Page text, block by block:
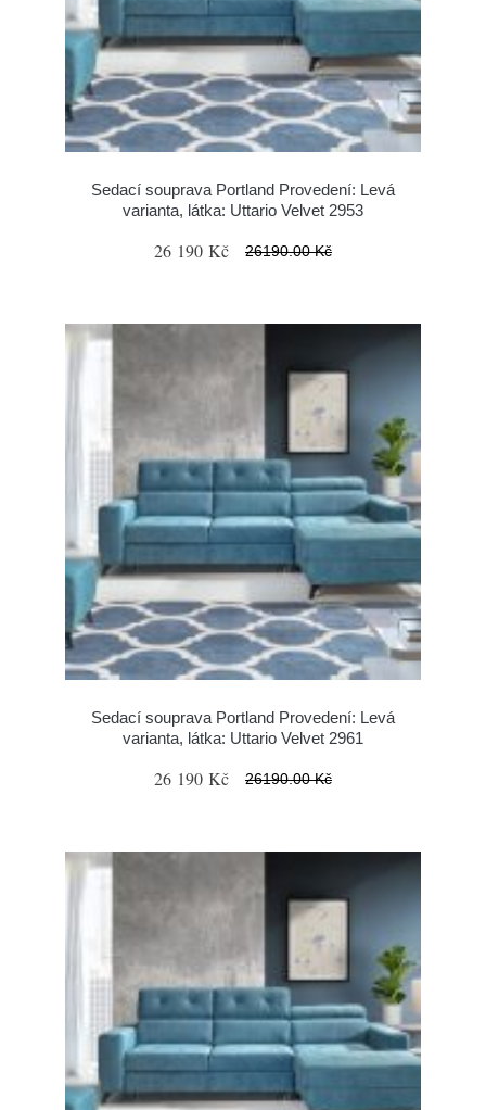
Sedací souprava Portland Provedení: Levá
varianta, látka: Uttario Velvet 2953
26 190 Kč 26190.00 Kč
Sedací souprava Portland Provedení: Levá
varianta, látka: Uttario Velvet 2961
26 190 Kč 26190.00 Kč